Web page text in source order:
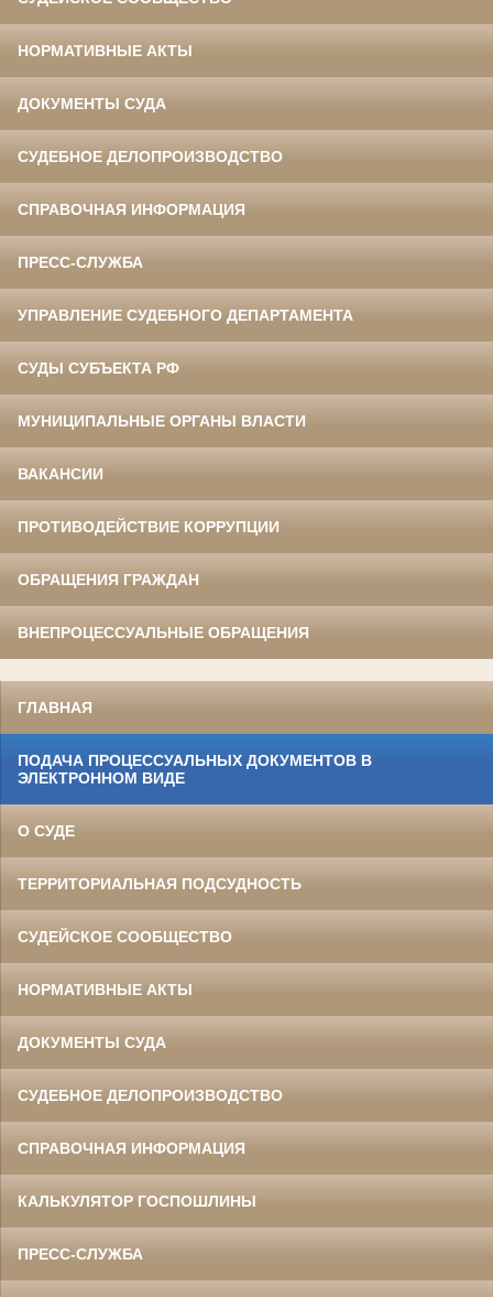
НОРМАТИВНЫЕ АКТЫ
ДОКУМЕНТЫ СУДА
СУДЕБНОЕ ДЕЛОПРОИЗВОДСТВО
СПРАВОЧНАЯ ИНФОРМАЦИЯ
ПРЕСС-СЛУЖБА
УПРАВЛЕНИЕ СУДЕБНОГО ДЕПАРТАМЕНТА
СУДЫ СУБЪЕКТА РФ
МУНИЦИПАЛЬНЫЕ ОРГАНЫ ВЛАСТИ
ВАКАНСИИ
ПРОТИВОДЕЙСТВИЕ КОРРУПЦИИ
ОБРАЩЕНИЯ ГРАЖДАН
ВНЕПРОЦЕССУАЛЬНЫЕ ОБРАЩЕНИЯ
ГЛАВНАЯ
ПОДАЧА ПРОЦЕССУАЛЬНЫХ ДОКУМЕНТОВ В
ЭЛЕКТРОННОМ ВИДЕ
О СУДЕ
ТЕРРИТОРИАЛЬНАЯ ПОДСУДНОСТЬ
СУДЕЙСКОЕ СООБЩЕСТВО
НОРМАТИВНЫЕ АКТЫ
ДОКУМЕНТЫ СУДА
СУДЕБНОЕ ДЕЛОПРОИЗВОДСТВО
СПРАВОЧНАЯ ИНФОРМАЦИЯ
КАЛЬКУЛЯТОР ГОСПОШЛИНЫ
ПРЕСС-СЛУЖБА